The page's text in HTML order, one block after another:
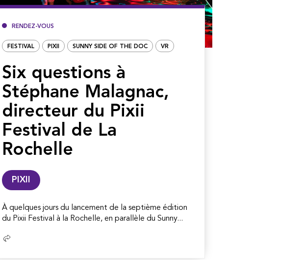
RENDEZ-VOUS
FESTIVAL PIXII SUNNY SIDE OF THE DOC VR
Six questions à
Stéphane Malagnac,
directeur du Pixii
Festival de La
Rochelle
PIXII
À quelques jours du lancement de la septième édition
du Pixii Festival à la Rochelle, en parallèle du Sunny...
Lire